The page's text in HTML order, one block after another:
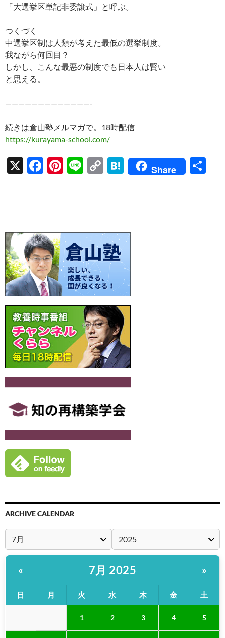
「大選挙区単記非委譲式」と呼ぶ。
つくづく
中選挙区制は人類が考えた最低の選挙制度。
我ながら何回目？
しかし、こんな最悪の制度でも日本人は賢い
と思える。
—————————————-
続きは倉山塾メルマガで。18時配信
https://kurayama-school.com/
X
F
b
o
o
k
Pi
es
t
Li
C
y
Li
n
k
H
n
a
Share
ARCHIVE CALENDAR
« 7月 2025 »
日 月 火 水 木 金 土
1 2 3 4 5